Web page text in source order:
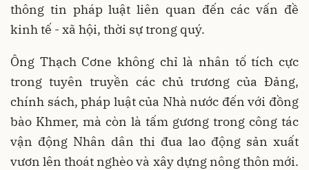
thông tin pháp luật liên quan đến các vấn đề
kinh tế - xã hội, thời sự trong quý.
Ông Thạch Cơne không chỉ là nhân tố tích cực
trong tuyên truyền các chủ trương của Đảng,
chính sách, pháp luật của Nhà nước đến với đồng
bào Khmer, mà còn là tấm gương trong công tác
vận động Nhân dân thi đua lao động sản xuất
vươn lên thoát nghèo và xây dựng nông thôn mới.